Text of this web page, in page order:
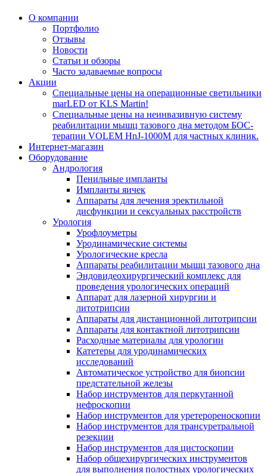
О компании
Портфолио
Отзывы
Новости
Статьи и обзоры
Часто задаваемые вопросы
Акции
Специальные цены на операционные светильники
marLED от KLS Martin!
Специальные цены на неинвазивную систему
реабилитации мышц тазового дна методом БОС-
терапии VOLEM HnJ-1000M для частных клиник.
Интернет-магазин
Оборудование
Андрология
Пенильные импланты
Импланты яичек
Аппараты для лечения эректильной
дисфункции и сексуальных расстройств
Урология
Урофлоуметры
Уродинамические системы
Урологические кресла
Аппараты реабилитации мышц тазового дна
Эндовидеохирургический комплекс для
проведения урологических операций
Аппарат для лазерной хирургии и
литотрипсии
Аппараты для дистанционной литотрипсии
Аппараты для контактной литотрипсии
Расходные материалы для урологии
Катетеры для уродинамических
исследований
Автоматическое устройство для биопсии
предстательной железы
Набор инструментов для перкутанной
нефроскопии
Набор инструментов для уретерореноскопии
Набор инструментов для трансуретральной
резекции
Набор инструментов для цистоскопии
Набор общехирургических инструментов
для выполнения полостных урологических